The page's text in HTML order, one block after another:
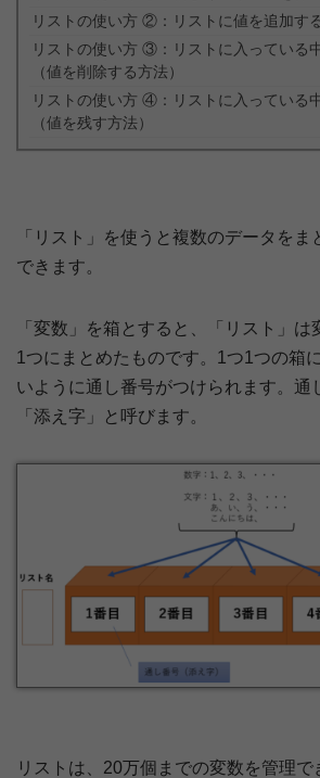
リストの使い方 ②：リストに値を追加す
リストの使い方 ③：リストに入っている
（値を削除する方法）
リストの使い方 ④：リストに入っている
（値を残す方法）
「リスト」を使うと複数のデータを
できます。
「変数」を箱とすると、「リスト」は
1つにまとめたものです。1つ1つの箱
いように通し番号がつけられます。通
「添え字」と呼びます。
リストは、20万個までの変数を管理